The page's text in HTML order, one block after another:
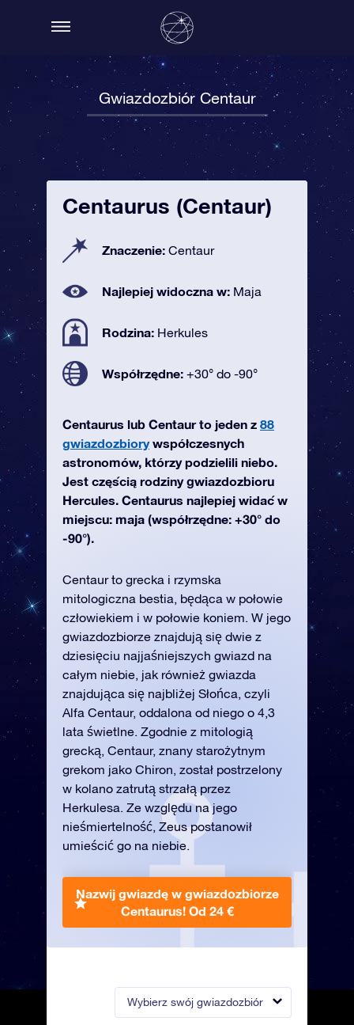
Gwiazdozbiór Centaur
Wybierz swój gwiazdozbiór
Centaurus (Centaur)
Znaczenie: Centaur
Najlepiej widoczna w: Maja
Rodzina: Herkules
Współrzędne: +30° do -90°
Centaurus lub Centaur to jeden z 88
gwiazdozbiorywspółczesnych
astronomów, którzy podzielili niebo.
Jest częścią rodziny gwiazdozbioru
Hercules. Centaurus najlepiej widać w
miejscu: maja (współrzędne: +30° do
-90°).
Centaur to grecka i rzymska
mitologiczna bestia, będąca w połowie
człowiekiem i w połowie koniem. W jego
gwiazdozbiorze znajdują się dwie z
dziesięciu najjaśniejszych gwiazd na
całym niebie, jak również gwiazda
znajdująca się najbliżej Słońca, czyli
Alfa Centaur, oddalona od niego o 4,3
lata świetlne. Zgodnie z mitologią
grecką, Centaur, znany starożytnym
grekom jako Chiron, został postrzelony
w kolano zatrutą strzałą przez
Herkulesa. Ze względu na jego
nieśmiertelność, Zeus postanowił
umieścić go na niebie.
Nazwij gwiazdę w gwiazdozbiorze
Centaurus! Od 24 €